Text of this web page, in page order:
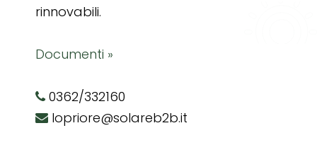
rinnovabili.
Documenti »
0362/332160
lopriore@solareb2b.it